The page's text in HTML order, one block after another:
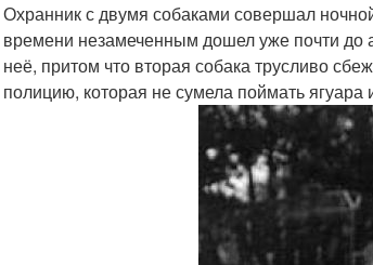
Охранник с двумя собаками совершал
времени незамеченным дошел уже почти до
неё, притом что вторая собака трусливо
полицию, которая не сумела поймать